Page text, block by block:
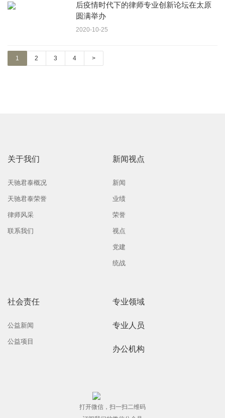
后疫情时代下的律师专业创新论坛在太原
圆满举办
2020-10-25
1 2 3 4 >
关于我们
天驰君泰概况
天驰君泰荣誉
律师风采
联系我们
新闻视点
新闻
业绩
荣誉
视点
党建
统战
社会责任
公益新闻
公益项目
专业领域
专业人员
办公机构
打开微信，扫一扫二维码